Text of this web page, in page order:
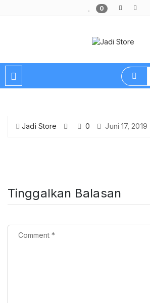
0
Jadi Store 0 Juni 17, 2019
Tinggalkan Balasan